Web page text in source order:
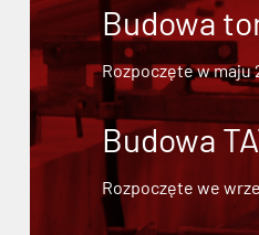
Budowa
Rozpoczęte w maju
Budowa
Rozpoczęte we